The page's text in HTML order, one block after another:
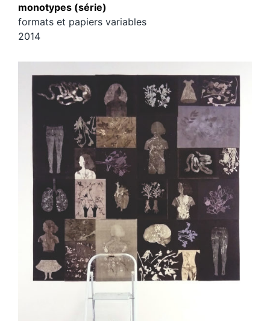
monotypes (série)
formats et papiers variables
2014